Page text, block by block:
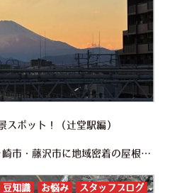
スポット！（辻堂駅編）
みなさん、こんにちは！ 茅ヶ崎市・藤沢市に地域密着の屋根工事・外壁塗装専門店 かなえるです！ 今日は辻堂駅西口を利用する人は知っている 知る人は知るスポットの紹介をしたいと思います。 辻堂の冬は、実は“富…
豆知識 お悩み スタッフブログ